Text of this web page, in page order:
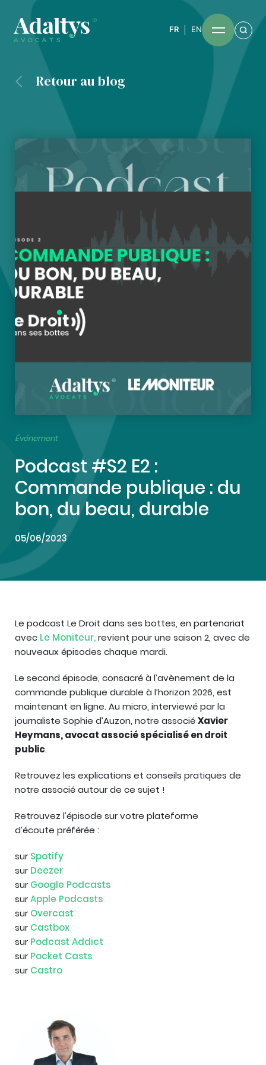
FR EN
Retour au blog
Événement
Podcast #S2 E2 :
Commande publique : du
bon, du beau, durable
05/06/2023
Le podcast Le Droit dans ses bottes, en partenariat
avec Le Moniteur,revient pour une saison 2, avec de
nouveaux épisodes chaque mardi.
Le second épisode, consacré à l’avènement de la
commande publique durable à l’horizon 2026, est
maintenant en ligne. Au micro, interviewé par la
journaliste Sophie d’Auzon, notre associéXavier
Heymans, avocat associé spécialisé en droit
public.
Retrouvez les explications et conseils pratiques de
notre associé autour de ce sujet !
Retrouvez l’épisode sur votre plateforme
d’écoute préférée :
surSpotify
surDeezer
surGoogle Podcasts
surApple Podcasts
surOvercast
surCastbox
surPodcast Addict
surPocket Casts
surCastro